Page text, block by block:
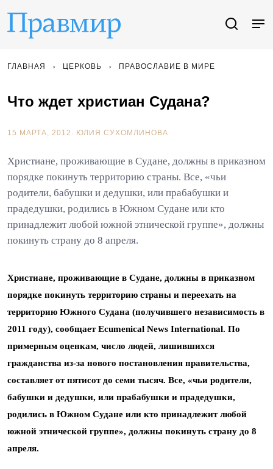
ГЛАВНАЯ ЦЕРКОВЬ ПРАВОСЛАВИЕ В МИРЕ
Что ждет христиан Судана?
15 МАРТА, 2012. ЮЛИЯ СУХОМЛИНОВА
Христиане, проживающие в Судане, должны в приказном
порядке покинуть территорию страны. Все, «чьи
родители, бабушки и дедушки, или прабабушки и
прадедушки, родились в Южном Судане или кто
принадлежит любой южной этнической группе», должны
покинуть страну до 8 апреля.
Христиане, проживающие в Судане, должны в приказном
порядке покинуть территорию страны и переехать на
территорию Южного Судана (получившего независимость в
2011 году), сообщает Ecumenical News International. По
примерным оценкам, число людей, лишившихся
гражданства из-за нового постановления правительства,
составляет от пятисот до семи тысяч. Все, «чьи родители,
бабушки и дедушки, или прабабушки и прадедушки,
родились в Южном Судане или кто принадлежит любой
южной этнической группе», должны покинуть страну до 8
апреля.